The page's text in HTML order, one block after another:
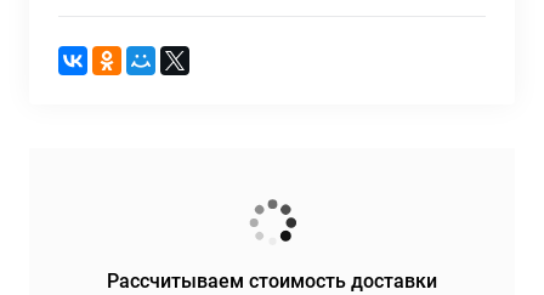
Рассчитываем стоимость доставки